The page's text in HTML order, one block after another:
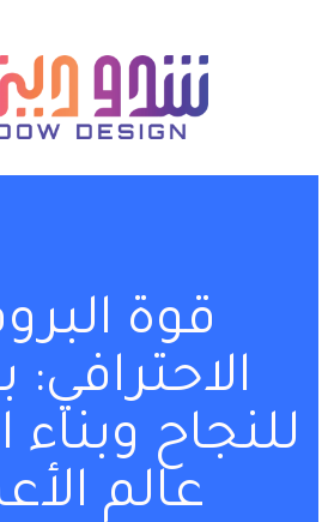
قوة
الاحترافي:
للنجاح وبناء
عالم